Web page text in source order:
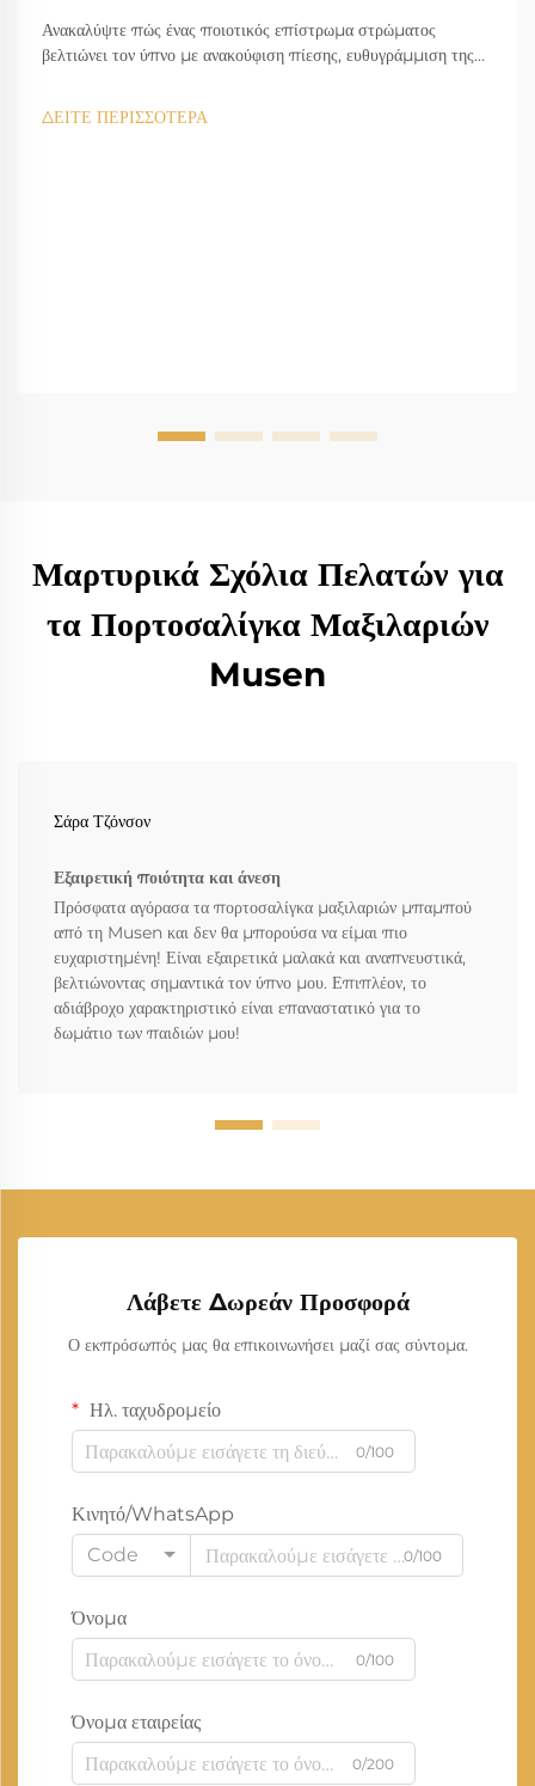
Ανακαλύψτε πώς ένας ποιοτικός επίστρωμα στρώματος
βελτιώνει τον ύπνο με ανακούφιση πίεσης, ευθυγράμμιση της
Μάθετε περισσότερα.
ΔΕΙΤΕ ΠΕΡΙΣΣΟΤΕΡΑ
Μαρτυρικά Σχόλια Πελατών για
τα Πορτοσαλίγκα Μαξιλαριών
Musen
Σάρα Τζόνσον
Εξαιρετική ποιότητα και άνεση
Πρόσφατα αγόρασα τα πορτοσαλίγκα μαξιλαριών μπαμπού
από τη Musen και δεν θα μπορούσα να είμαι πιο
ευχαριστημένη! Είναι εξαιρετικά μαλακά και αναπνευστικά,
βελτιώνοντας σημαντικά τον ύπνο μου. Επιπλέον, το
αδιάβροχο χαρακτηριστικό είναι επαναστατικό για το
δωμάτιο των παιδιών μου!
Λάβετε Δωρεάν Προσφορά
Ο εκπρόσωπός μας θα επικοινωνήσει μαζί σας σύντομα.
Ηλ. ταχυδρομείο
0/100
Κινητό/WhatsApp
Code
0/100
Όνομα
0/100
Όνομα εταιρείας
0/200